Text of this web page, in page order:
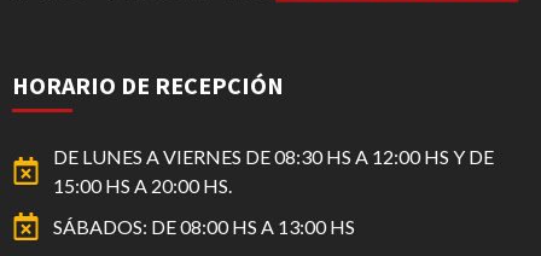
HORARIO DE RECEPCIÓN
DE LUNES A VIERNES DE 08:30 HS A 12:00 HS Y DE
15:00 HS A 20:00 HS.
SÁBADOS: DE 08:00 HS A 13:00 HS